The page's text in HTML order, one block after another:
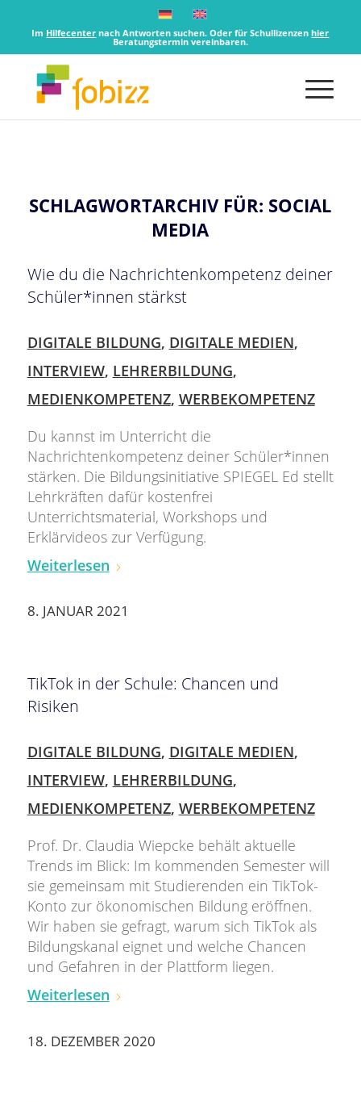
Im Hilfecenter nach Antworten suchen. Oder für Schullizenzenhier
Beratungstermin vereinbaren.
SCHLAGWORTARCHIV FÜR: SOCIAL
MEDIA
Wie du die Nachrichtenkompetenz deiner
Schüler*innen stärkst
DIGITALE BILDUNG, DIGITALE MEDIEN,
INTERVIEW, LEHRERBILDUNG,
MEDIENKOMPETENZ, WERBEKOMPETENZ
Du kannst im Unterricht die
Nachrichtenkompetenz deiner Schüler*innen
stärken. Die Bildungsinitiative SPIEGEL Ed stellt
Lehrkräften dafür kostenfrei
Unterrichtsmaterial, Workshops und
Erklärvideos zur Verfügung.
Weiterlesen
8. JANUAR 2021
TikTok in der Schule: Chancen und
Risiken
DIGITALE BILDUNG, DIGITALE MEDIEN,
INTERVIEW, LEHRERBILDUNG,
MEDIENKOMPETENZ, WERBEKOMPETENZ
Prof. Dr. Claudia Wiepcke behält aktuelle
Trends im Blick: Im kommenden Semester will
sie gemeinsam mit Studierenden ein TikTok-
Konto zur ökonomischen Bildung eröffnen.
Wir haben sie gefragt, warum sich TikTok als
Bildungskanal eignet und welche Chancen
und Gefahren in der Plattform liegen.
Weiterlesen
18. DEZEMBER 2020